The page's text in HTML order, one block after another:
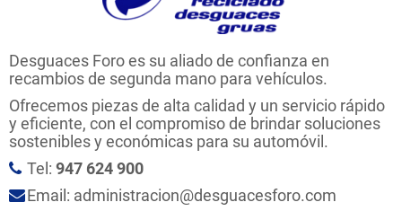
Desguaces Foro es su aliado de confianza en
recambios de segunda mano para vehículos.
Ofrecemos piezas de alta calidad y un servicio rápido
y eficiente, con el compromiso de brindar soluciones
sostenibles y económicas para su automóvil.
Tel: 947 624 900
Email: administracion@desguacesforo.com